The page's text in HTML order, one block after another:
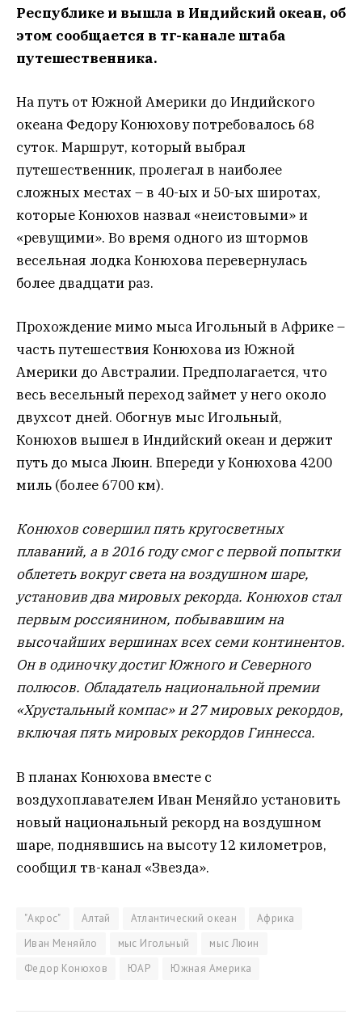
Республике и вышла в Индийский океан, об
этом сообщается в тг-канале штаба
путешественника.
На путь от Южной Америки до Индийского
океана Федору Конюхову потребовалось 68
суток. Маршрут, который выбрал
путешественник, пролегал в наиболее
сложных местах – в 40-ых и 50-ых широтах,
которые Конюхов назвал «неистовыми» и
«ревущими». Во время одного из штормов
весельная лодка Конюхова перевернулась
более двадцати раз.
Прохождение мимо мыса Игольный в Африке –
часть путешествия Конюхова из Южной
Америки до Австралии. Предполагается, что
весь весельный переход займет у него около
двухсот дней. Обогнув мыс Игольный,
Конюхов вышел в Индийский океан и держит
путь до мыса Люин. Впереди у Конюхова 4200
миль (более 6700 км).
Конюхов совершил пять кругосветных
плаваний, а в 2016 году смог с первой попытки
облететь вокруг света на воздушном шаре,
установив два мировых рекорда. Конюхов стал
первым россиянином, побывавшим на
высочайших вершинах всех семи континентов.
Он в одиночку достиг Южного и Северного
полюсов. Обладатель национальной премии
«Хрустальный компас» и 27 мировых рекордов,
включая пять мировых рекордов Гиннесса.
В планах Конюхова вместе с
воздухоплавателем Иван Меняйло установить
новый национальный рекорд на воздушном
шаре, поднявшись на высоту 12 километров,
сообщил тв-канал «Звезда».
"Акрос" Алтай Атлантический океан
Африка
Иван Меняйло
мыс Игольный
мыс Люин
Федор Конюхов
ЮАР Южная Америка